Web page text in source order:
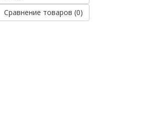
Сравнение товаров (0)